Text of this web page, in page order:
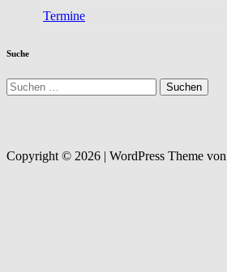
Termine
Suche
Suchen
nach:
Copyright © 2026 | WordPress Theme von